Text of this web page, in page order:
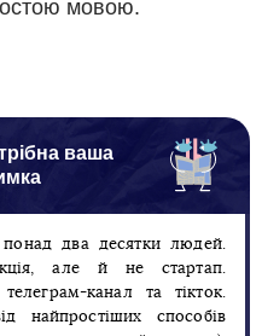
мовою.
ваша
два десятки людей.
але й не стартап.
канал та тікток.
найпростіших способів